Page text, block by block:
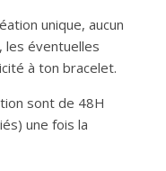
unique, aucun
les éventuelles
à ton bracelet.
sont de 48H
une fois la